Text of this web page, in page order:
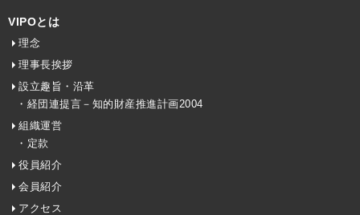
VIPOとは
理念
理事長挨拶
設立趣旨・沿革
・経団連提言－知的財産推進計画2004
組織運営
・定款
役員紹介
会員紹介
アクセス